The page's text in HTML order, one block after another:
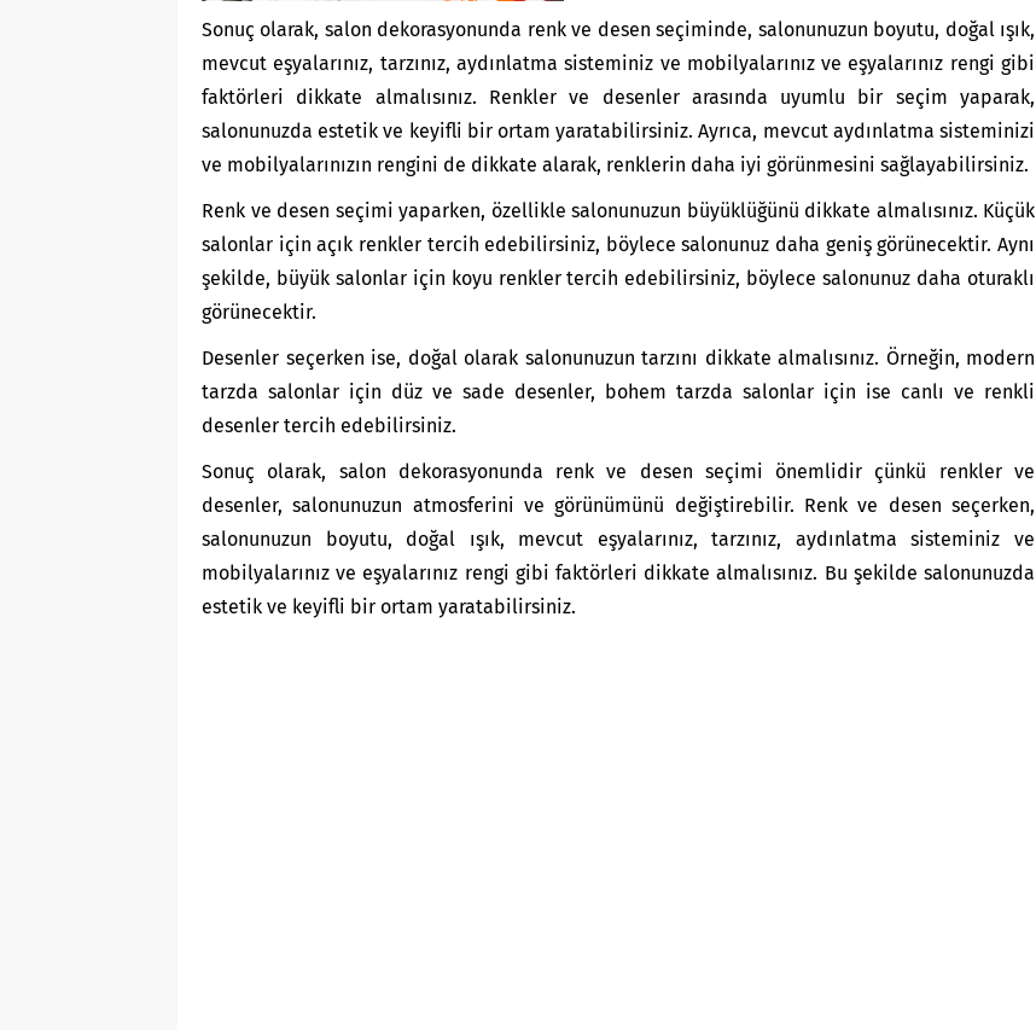
Sonuç olarak, salon dekorasyonunda renk ve desen seçiminde, salonunuzun boyutu, doğal ışık,
mevcut eşyalarınız, tarzınız, aydınlatma sisteminiz ve mobilyalarınız ve eşyalarınız rengi gibi
faktörleri dikkate almalısınız. Renkler ve desenler arasında uyumlu bir seçim yaparak,
salonunuzda estetik ve keyifli bir ortam yaratabilirsiniz. Ayrıca, mevcut aydınlatma sisteminizi
ve mobilyalarınızın rengini de dikkate alarak, renklerin daha iyi görünmesini sağlayabilirsiniz.
Renk ve desen seçimi yaparken, özellikle salonunuzun büyüklüğünü dikkate almalısınız. Küçük
salonlar için açık renkler tercih edebilirsiniz, böylece salonunuz daha geniş görünecektir. Aynı
şekilde, büyük salonlar için koyu renkler tercih edebilirsiniz, böylece salonunuz daha oturaklı
görünecektir.
Desenler seçerken ise, doğal olarak salonunuzun tarzını dikkate almalısınız. Örneğin, modern
tarzda salonlar için düz ve sade desenler, bohem tarzda salonlar için ise canlı ve renkli
desenler tercih edebilirsiniz.
Sonuç olarak, salon dekorasyonunda renk ve desen seçimi önemlidir çünkü renkler ve
desenler, salonunuzun atmosferini ve görünümünü değiştirebilir. Renk ve desen seçerken,
salonunuzun boyutu, doğal ışık, mevcut eşyalarınız, tarzınız, aydınlatma sisteminiz ve
mobilyalarınız ve eşyalarınız rengi gibi faktörleri dikkate almalısınız. Bu şekilde salonunuzda
estetik ve keyifli bir ortam yaratabilirsiniz.